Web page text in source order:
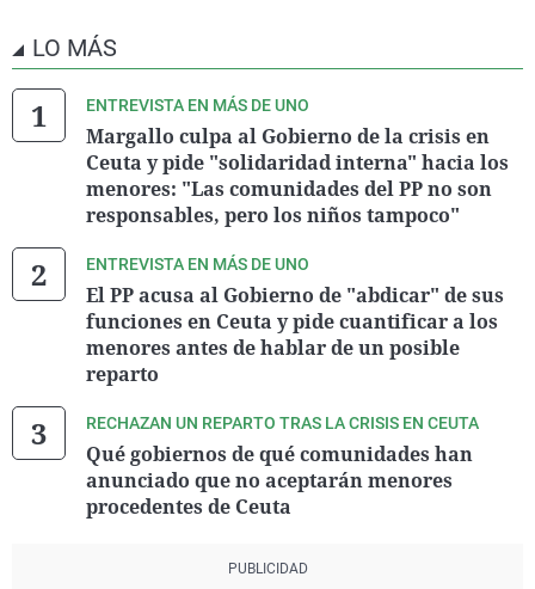
LO MÁS
ENTREVISTA EN MÁS DE UNO
Margallo culpa al Gobierno de la crisis en
Ceuta y pide "solidaridad interna" hacia los
menores: "Las comunidades del PP no son
responsables, pero los niños tampoco"
ENTREVISTA EN MÁS DE UNO
El PP acusa al Gobierno de "abdicar" de sus
funciones en Ceuta y pide cuantificar a los
menores antes de hablar de un posible
reparto
RECHAZAN UN REPARTO TRAS LA CRISIS EN CEUTA
Qué gobiernos de qué comunidades han
anunciado que no aceptarán menores
procedentes de Ceuta